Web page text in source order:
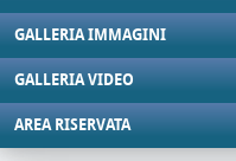
GALLERIA IMMAGINI
GALLERIA VIDEO
AREA RISERVATA